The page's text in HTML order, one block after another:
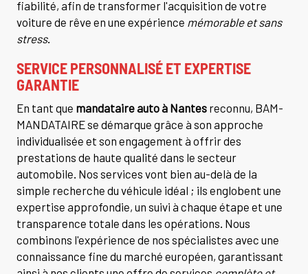
fiabilité, afin de transformer l'acquisition de votre
voiture de rêve en une expérience mémorable et sans
stress.
SERVICE PERSONNALISÉ ET EXPERTISE
GARANTIE
En tant que mandataire auto à Nantesreconnu, BAM-
MANDATAIRE se démarque grâce à son approche
individualisée et son engagement à offrir des
prestations de haute qualité dans le secteur
automobile. Nos services vont bien au-delà de la
simple recherche du véhicule idéal ; ils englobent une
expertise approfondie, un suivi à chaque étape et une
transparence totale dans les opérations. Nous
combinons l'expérience de nos spécialistes avec une
connaissance fine du marché européen, garantissant